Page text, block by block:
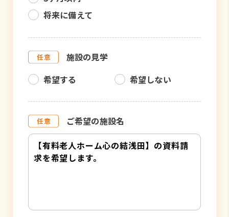
将来に備えて
施設の見学
希望する
希望しない
ご希望の施設名